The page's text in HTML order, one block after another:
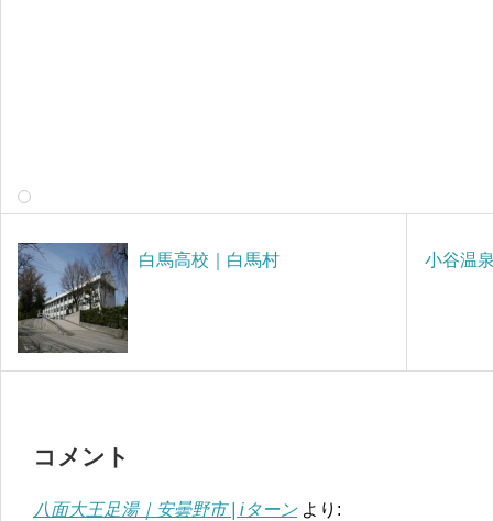
白馬高校｜白馬村 小谷温
コメント
八面大王足湯｜安曇野市 | iターン より: